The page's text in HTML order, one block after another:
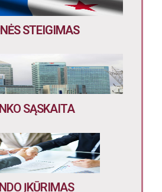
STEIGIMAS
SĄSKAITA
ĮKŪRIMAS